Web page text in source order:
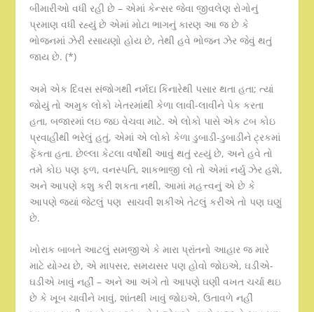
બીમારીઓ વધી રહી છે – એમાં કેન્સર જેવા જીવલેણ રોગોનું
પ્રમાણ વધી રહ્યું છે એમાં મોટા ભાગનું કારણ આ જ છે કે
ભોજનમાં ઝેરી રસાયણો હોય છે, તેથી હવે ભોજન ઝેર જેવું થતું
જાય છે. (*)
અમે એક દિવસ સંજોગથી નર્મદા કિનારેથી પસાર થતા હતા; ત્યાં
જોયું તો અમુક લોકો ખેતરમાંથી કેળા લાવી-લાવીને પેક કરતા
હતા, બજારમાં લઇ જઇ વેચવા માટે. એ લોકો પાસે એક ટબ કોઇ
પ્રવાહીથી ભરેલું હતું, એમાં એ લોકો કેળા ડુબાડી-ડુબાડીને ટ્રકમાં
ફેંકતા હતા. છેલ્લા કેટલા વર્ષોથી આવું થતું રહ્યું છે, અને હવે તો
તમે કોઇ પણ ફળ, વનસ્પતિ, શાકભાજી લો તો એમાં નર્યુ ઝેર હશે,
અને આપણે કશુ કરી શકતા નથી, આમાં મહત્ત્વનું એ છે કે
આપણે જ્યાં જેટલું પણ સાચવી શકીએ તેટલું કરીએ તો પણ ઘણું
છે.
ખોરાક બાબતે આટલું સમજીએ કે મારા પ્રાંતનો આહાર જ મારે
માટે યોગ્ય છે, એ માપસર, સમયસર પણ હોવો જોઇએ, ઘડીએ-
ઘડીએ ખાવું નહીં – અને આ અંગે તો આપણે ઘણી વખત ચર્ચા થઇ
છે કે ખૂબ ચાવીને ખાવું, શાંતથી ખાવું જોઇએ, ઉતાવળે નહીં